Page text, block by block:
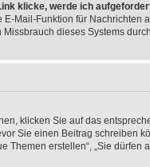
klicke, werde ich
Mail-Funktion für
dieses Systems
klicken Sie auf das
Sie einen Beitrag schreiben
Themen erstellen“, „Sie